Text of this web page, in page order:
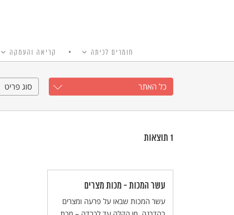
חומרים לכיתה קריאה והעמקה
כל האתר סוג פריט
1 תוצאות
עשר המכות - מכות מצרים
עשר המכות שבאו על פרעה ומצרים